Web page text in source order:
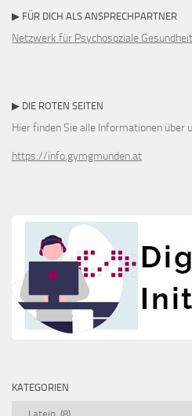
▶ FÜR DICH ALS ANSPRECHPARTNER
Netzwerk für Psychosoziale Gesundheit
▶ DIE ROTEN SEITEN
Hier finden Sie alle Informationen über
https://info.gymgmunden.at
KATEGORIEN
Kategorien